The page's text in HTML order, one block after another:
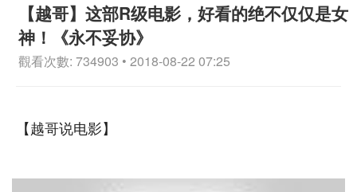
【越哥】这部R级电影，好看的绝不仅仅是女
神！《永不妥协》
觀看次數: 734903 • 2018-08-22 07:25
【越哥说电影】